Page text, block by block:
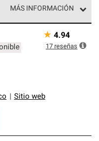
MÁS INFORMACIÓN
de techos
y requisitos estrictos
Sitio web
★ 4.94
17 reseñas